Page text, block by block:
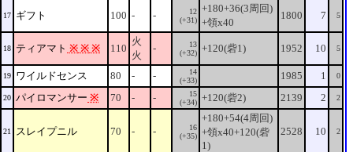
17 ギフト 100 - -
12
(+31)
+180+36(3周回)
+領x40
1800 7 5
18 ティアマト ※ ※ ※ 110
火
火
-
13
(+32) +120(砦1) 1952 10 5
19 ワイルドセンス 80 - -
14
(+33)
1985 1 0
20 パイロマンサー ※ 70 - -
15
(+34) +120(砦2) 2139 2 2
21 スレイプニル 70 - -
16
(+35)
+180+54(4周回)
+領x40+120(砦
1)
2528 10 2